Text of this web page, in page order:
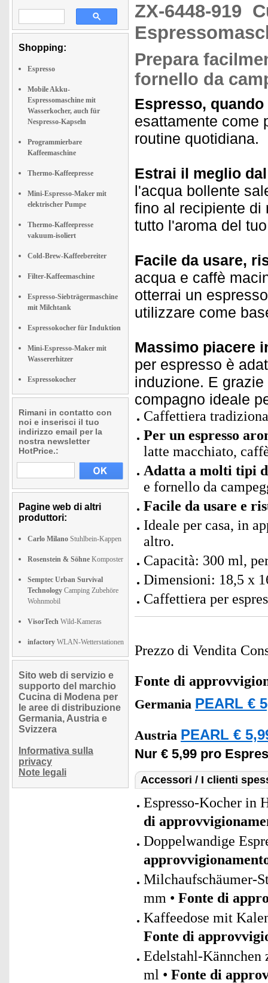
Shopping:
Espresso
Mobile Akku-
Espressomaschine mit
Wasserkocher, auch für
Nespresso-Kapseln
Programmierbare
Kaffeemaschine
Thermo-Kaffeepresse
Mini-Espresso-Maker mit
elektrischer Pumpe
Thermo-Kaffeepresse
vakuum-isoliert
Cold-Brew-Kaffeebereiter
Filter-Kaffeemaschine
Espresso-Siebträgermaschine
mit Milchtank
Espressokocher für Induktion
Mini-Espresso-Maker mit
Wassererhitzer
Espressokocher
Rimani in contatto con
noi e inserisci il tuo
indirizzo email per la
nostra newsletter
HotPrice.:
Pagine web di altri
produttori:
Carlo Milano Stuhlbein-Kappen
Rosenstein & Söhne Komposter
Semptec Urban Survival
Technology Camping Zubehöre
Wohnmobil
VisorTech Wild-Kameras
infactory WLAN-Wetterstationen
Sito web di servizio e
supporto del marchio
Cucina di Modena per
le aree di distribuzione
Germania, Austria e
Svizzera
Informativa sulla
privacy
Note legali
ZX-6448-919
Prepara
fornello da
Espresso,
esattamente come
routine quotidiana.
Estrai il meglio
l'acqua bollente
fino al recipiente di
tutto l'aroma del
Facile da usare,
acqua e caffè
otterrai un
utilizzare come
Massimo piacere
per espresso è
induzione. E
compagno ideale
Caffettiera
Per un espresso
latte macchiato,
Adatta a molti tipi
e fornello da
Facile da usare e
Ideale per casa, in
altro.
Capacità: 300 ml,
Dimensioni: 18,5 x
Caffettiera per
Prezzo di Vendita
Fonte di
Germania PEARL €
Austria PEARL €
Nur € 5,99 pro
Accessori / I clienti
Espresso-Kocher in
di
Doppelwandige
Milchaufschäumer-
mm • Fonte di
Kaffeedose mit
Fonte di
Edelstahl-Kännchen
ml • Fonte di